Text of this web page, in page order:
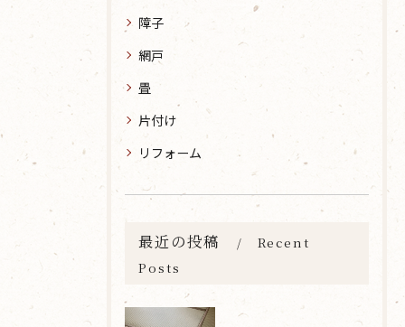
障子
網戸
畳
片付け
リフォーム
最近の投稿
Recent
Posts